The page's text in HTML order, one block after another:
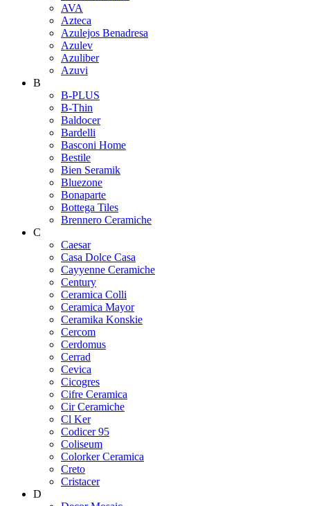
AVA
Azteca
Azulejos Benadresa
Azulev
Azuliber
Azuvi
B
B-PLUS
B-Thin
Baldocer
Bardelli
Basconi Home
Bestile
Bien Seramik
Bluezone
Bonaparte
Bottega Tiles
Brennero Ceramiche
C
Caesar
Casa Dolce Casa
Cayyenne Ceramiche
Century
Ceramica Colli
Ceramica Mayor
Ceramika Konskie
Cercom
Cerdomus
Cerrad
Cevica
Cicogres
Cifre Ceramica
Cir Ceramiche
Cl Ker
Codicer 95
Coliseum
Colorker Ceramica
Creto
Cristacer
D